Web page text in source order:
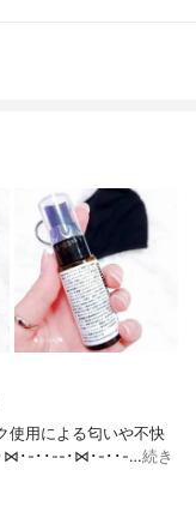
用による匂いや不快
･⋈･-･･--･⋈･-･･-…続き